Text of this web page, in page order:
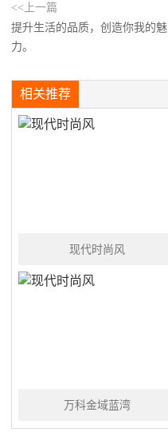
<<上一篇
提升生活的品质，创造你我的魅
力。
相关推荐
现代时尚风
万科金域蓝湾